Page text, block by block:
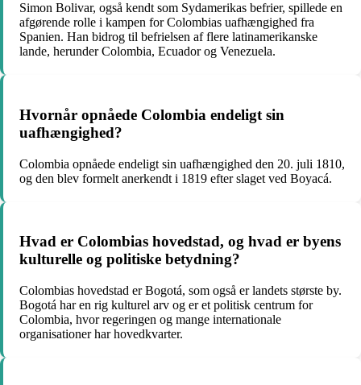
Simon Bolivar, også kendt som Sydamerikas befrier, spillede en
afgørende rolle i kampen for Colombias uafhængighed fra
Spanien. Han bidrog til befrielsen af flere latinamerikanske
lande, herunder Colombia, Ecuador og Venezuela.
Hvornår opnåede Colombia endeligt sin
uafhængighed?
Colombia opnåede endeligt sin uafhængighed den 20. juli 1810,
og den blev formelt anerkendt i 1819 efter slaget ved Boyacá.
Hvad er Colombias hovedstad, og hvad er byens
kulturelle og politiske betydning?
Colombias hovedstad er Bogotá, som også er landets største by.
Bogotá har en rig kulturel arv og er et politisk centrum for
Colombia, hvor regeringen og mange internationale
organisationer har hovedkvarter.